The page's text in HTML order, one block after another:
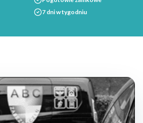
7 dni w tygodniu